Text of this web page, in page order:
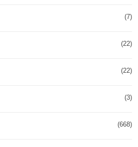
(7)
(22)
(22)
(3)
(668)